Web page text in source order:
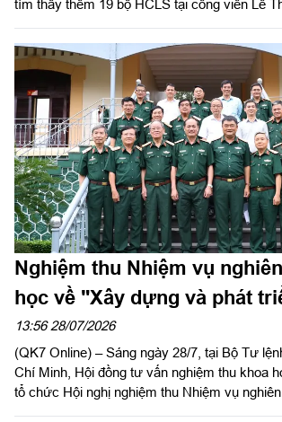
tìm thấy thêm 19 bộ HCLS tại công viên Lê
Nghiệm thu Nhiệm vụ
học về "Xây dựng và phát
vững tiềm lực quốc phòng
Hồ Chí Minh trong thời kỳ
13:56 28/07/2026
(QK7 Online) – Sáng ngày 28/7, tại Bộ Tư
Chí Minh, Hội đồng tư vấn nghiệm thu khoa
tổ chức Hội nghị nghiệm thu Nhiệm vụ